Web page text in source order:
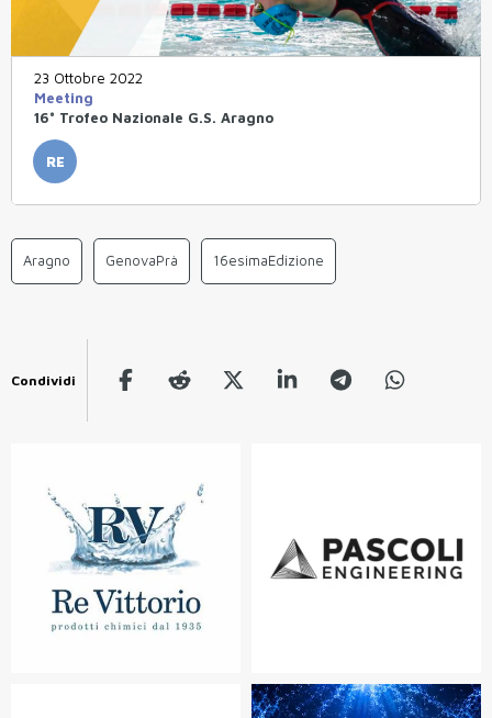
23 Ottobre 2022
Meeting
16° Trofeo Nazionale G.S. Aragno
RE
Aragno GenovaPrà 16esimaEdizione
Condividi